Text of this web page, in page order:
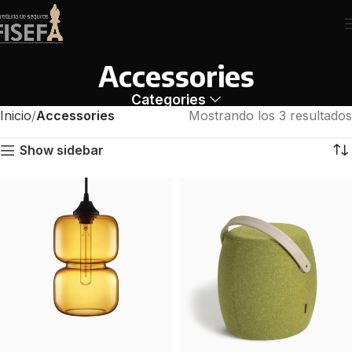
Accessories
Categories
Inicio Accessories Mostrando los 3 resultados
Show sidebar